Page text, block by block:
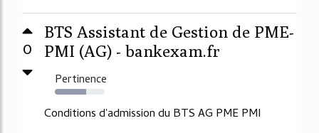
0
BTS Assistant de Gestion de PME-
PMI (AG) - bankexam.fr
Pertinence
63%
Conditions d'admission du BTS AG PME PMI